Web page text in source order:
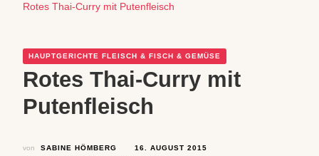
Rotes Thai-Curry mit Putenfleisch
HAUPTGERICHTE FLEISCH & FISCH & GEMÜSE
Rotes Thai-Curry mit
Putenfleisch
von SABINE HÖMBERG
16. AUGUST 2015